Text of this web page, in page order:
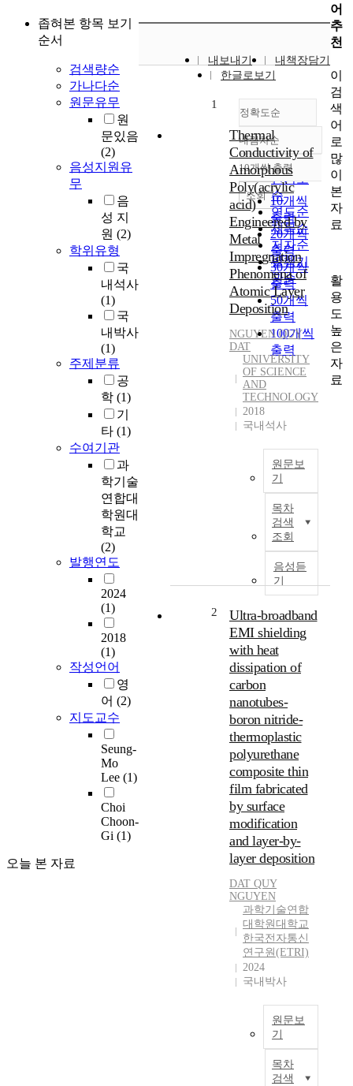
좁혀본 항목 보기
순서
검색량순
가나다순
원문유무
원
문있음
(2)
음성지원유
무
음
성 지
원 (2)
학위유형
국
내석사
(1)
국
내박사
(1)
주제분류
공
학 (1)
기
타 (1)
수여기관
과
학기술
연합대
학원대
학교
(2)
발행연도
2024
(1)
2018
(1)
작성언어
영
어 (2)
지도교수
Seung-
Mo
Lee (1)
Choi
Choon-
Gi (1)
오늘 본 자료
내보내기
내책장담기
한글로보기
정확도순
정확도
순
인기도
순
연도순
제목순
저자순
발행기
관순
내림차순
내림차순
10개씩 출력
10개씩
출력
20개씩
출력
30개씩
출력
50개씩
출력
100개씩
출력
조회
1
Thermal
Conductivity of
Amorphous
Poly(acrylic
acid)
Engineered by
Metal
Impregnation
Phenomena of
Atomic Layer
Deposition
NGUYEN QUY
DAT
UNIVERSITY
OF SCIENCE
AND
TECHNOLOGY
2018
국내석사
원문보
기
목차
검색
조회
음성듣
기
2
Ultra-broadband
EMI shielding
with heat
dissipation of
carbon
nanotubes-
boron nitride-
thermoplastic
polyurethane
composite thin
film fabricated
by surface
modification
and layer-by-
layer deposition
DAT QUY
NGUYEN
과학기술연합
대학원대학교
한국전자통신
연구원(ETRI)
2024
국내박사
원문보
기
목차
검색
어
추
천
이
검
색
어
로
많
이
본
자
료
활
용
도
높
은
자
료